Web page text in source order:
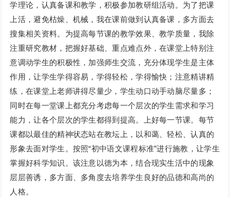
学理论，认真备课和教学，积极参加教研组活动。为了把课
上活，避免枯燥、机械，我在课前做到认真备课，多方面去
搜集相关资料。为提高每节课的教学效果、教学质量，我除
注重研究教材，把握好基础、重点难点外，在课堂上特别注
意调动学生的积极性，加强师生交流，充分体现学生是主体
作用，让学生学得容易，学得轻松，学得愉快；注意精讲精
练，在课堂上老师讲得尽量少，学生动口动手动脑尽量多；
同时在每一堂课上都充分考虑每一个层次的学生需求和学习
能力，让各个层次的学生都得到提高。上好每一节课。每节
课都以最佳的精神状态站在教坛上，以和蔼、轻松、认真的
形象去面对学生。按照“初中语文课程标准”进行施教，让学生
掌握好科学知识。该注意以德为本，结合现实生活中的现象
层层善诱，多方面、多角度去培养学生良好的品德和高尚的
人格。